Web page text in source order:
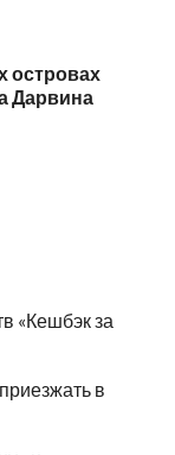
островах
Дарвина
«Кешбэк за
в